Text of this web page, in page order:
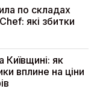
по складах
які збитки
Київщині: як
вплине на ціни